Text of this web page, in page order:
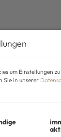
um Einstellungen
Sie in unserer